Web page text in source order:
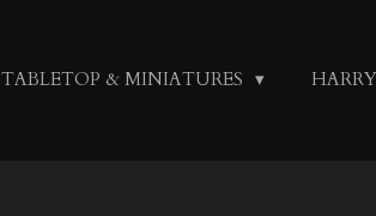
TABLETOP & MINIATURES